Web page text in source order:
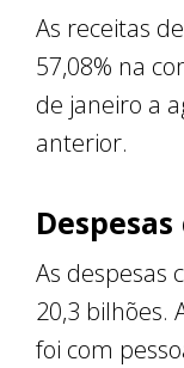
As receitas
57,08% na
de janeiro a
anterior.
As despesas
20,3 bilhões.
foi com